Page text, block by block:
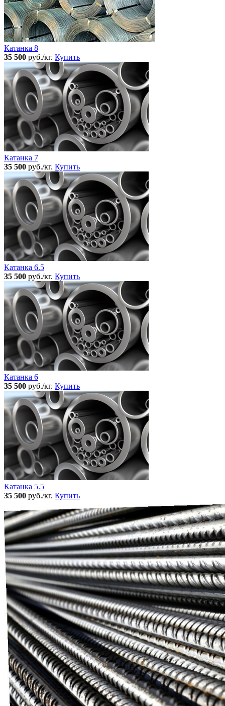
Катанка 8
35 500 руб./кг. Купить
Катанка 7
35 500 руб./кг. Купить
Катанка 6.5
35 500 руб./кг. Купить
Катанка 6
35 500 руб./кг. Купить
Катанка 5.5
35 500 руб./кг. Купить